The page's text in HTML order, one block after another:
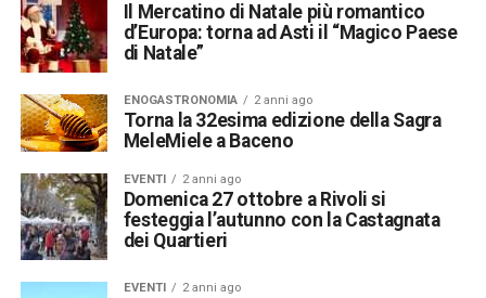
Il Mercatino di Natale più romantico
d’Europa: torna ad Asti il “Magico Paese
di Natale”
ENOGASTRONOMIA 2 anni ago
Torna la 32esima edizione della Sagra
MeleMiele a Baceno
EVENTI 2 anni ago
Domenica 27 ottobre a Rivoli si
festeggia l’autunno con la Castagnata
dei Quartieri
EVENTI 2 anni ago